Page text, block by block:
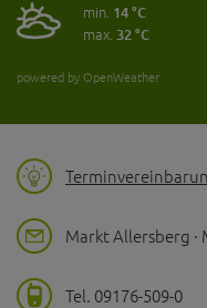
min. 14 °C
max.32 °C
powered by OpenWeather
Markt Allersberg ·
Tel. 09176-509-0